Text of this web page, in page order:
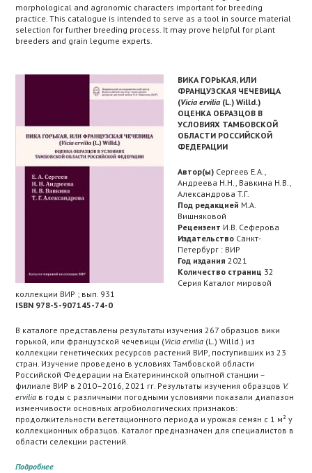
morphological and agronomic characters important for breeding
practice. This catalogue is intended to serve as a tool in source material
selection for further breeding process. It may prove helpful for plant
breeders and grain legume experts.
ВИКА ГОРЬКАЯ, ИЛИ
ФРАНЦУЗСКАЯ ЧЕЧЕВИЦА
(Vicia ervilia (L.) Willd.)
ОЦЕНКА ОБРАЗЦОВ В
УСЛОВИЯХ ТАМБОВСКОЙ
ОБЛАСТИ РОССИЙСКОЙ
ФЕДЕРАЦИИ
Автор(ы) Сергеев Е.А.,
Андреева Н.Н., Вавкина Н.В.,
Александрова T.Г.
Под редакцией М.А.
Вишняковой
Рецензент И.В. Сеферова
Издательство Санкт-
Петербург : ВИР
Год издания 2021
Количество страниц 32
Серия Каталог мировой
коллекции ВИР ; вып. 931
ISBN 978-5-907145-74-0
В каталоге представлены результаты изучения 267 образцов вики
горькой, или французской чечевицы (Vicia ervilia (L.) Willd.) из
коллекции генетических ресурсов растений ВИР, поступивших из 23
стран. Изучение проведено в условиях Тамбовской области
Российской Федерации на Екатерининской опытной станции –
филиале ВИР в 2010–2016, 2021 гг. Результаты изучения образцов V.
ervilia в годы с различными погодными условиями показали диапазон
изменчивости основных агробиологических признаков:
продолжительности вегетационного периода и урожая семян с 1 м² у
коллекционных образцов. Каталог предназначен для специалистов в
области селекции растений.
Подробнее